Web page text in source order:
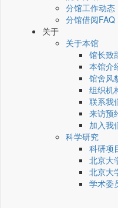
分馆工作动态
分馆借阅FAQ
关于
关于本馆
馆长致
本馆介
馆舍风
组织机
联系我
来访预
加入我
科学研究
科研项
北京大
北京大
学术委